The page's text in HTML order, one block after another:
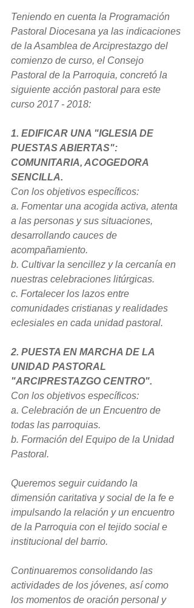
Teniendo en cuenta la Programación
Pastoral Diocesana ya las indicaciones
de la Asamblea de Arciprestazgo del
comienzo de curso, el Consejo
Pastoral de la Parroquia, concretó la
siguiente acción pastoral para este
curso 2017 - 2018:
1. EDIFICAR UNA "IGLESIA DE
PUESTAS ABIERTAS":
COMUNITARIA, ACOGEDORA
SENCILLA.
Con los objetivos específicos:
a. Fomentar una acogida activa, atenta
a las personas y sus situaciones,
desarrollando cauces de
acompañamiento.
b. Cultivar la sencillez y la cercanía en
nuestras celebraciones litúrgicas.
c. Fortalecer los lazos entre
comunidades cristianas y realidades
eclesiales en cada unidad pastoral.
2. PUESTA EN MARCHA DE LA
UNIDAD PASTORAL
"ARCIPRESTAZGO CENTRO".
Con los objetivos específicos:
a. Celebración de un Encuentro de
todas las parroquias.
b. Formación del Equipo de la Unidad
Pastoral.
Queremos seguir cuidando la
dimensión caritativa y social de la fe e
impulsando la relación y un encuentro
de la Parroquia con el tejido social e
institucional del barrio.
Continuaremos consolidando las
actividades de los jóvenes, así como
los momentos de oración personal y